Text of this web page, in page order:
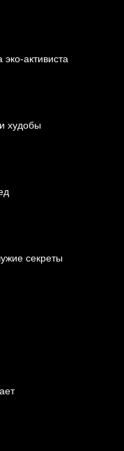
активиста
худобы
секреты